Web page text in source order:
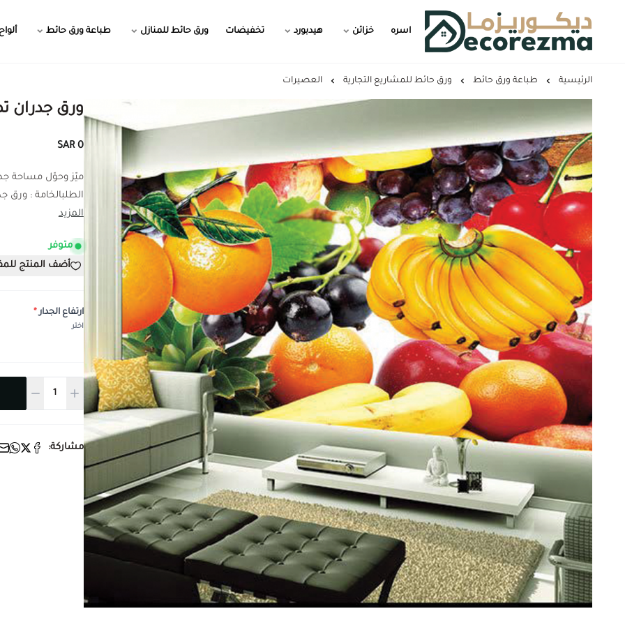
Decorezma
اسره خزائن هيدبورد تخفيضات ورق حائط للمنازل طباعة ورق حائط
الرئيسية طباعة ورق حائط ورق حائط للمشاريع التجارية العصيرات
ورق جدران
0 SAR
ميّز وحوّل مساحة
الطلبالخامة : ورق
المزيد
متوفر
أضف المنتج
ارتفاع الجدار*
اختر
مشاركة: